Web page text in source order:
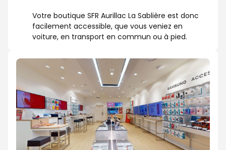
Votre boutique SFR Aurillac La Sablière est donc
facilement accessible, que vous veniez en
voiture, en transport en commun ou à pied.